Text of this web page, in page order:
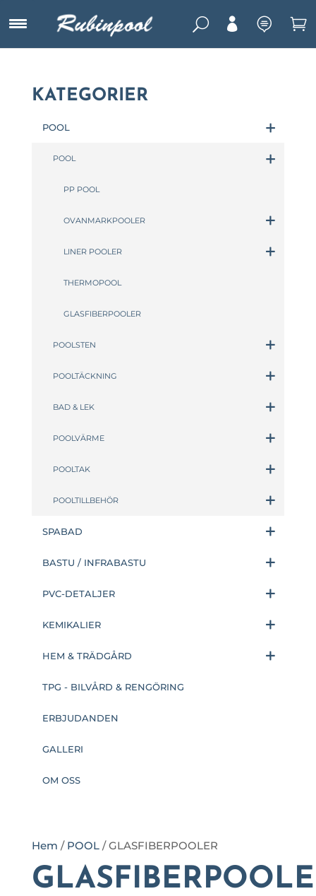
U   
Hem / POOL/ GLASFIBERPOOLER
KATEGORIER
POOL
POOL
PP POOL
OVANMARKPOOLER
LINER POOLER
THERMOPOOL
GLASFIBERPOOLER
POOLSTEN
POOLTÄCKNING
BAD & LEK
POOLVÄRME
POOLTAK
POOLTILLBEHÖR
SPABAD
BASTU / INFRABASTU
PVC-DETALJER
KEMIKALIER
HEM & TRÄDGÅRD
TPG - BILVÅRD & RENGÖRING
ERBJUDANDEN
GALLERI
OM OSS